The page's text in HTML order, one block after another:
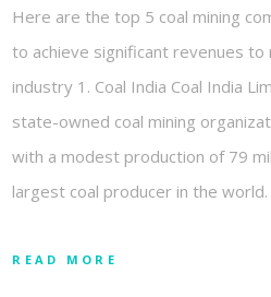
Here are the top 5 coal mining
to achieve significant revenues
industry 1. Coal India Coal India
state-owned coal mining
with a modest production of 79
largest coal producer in the
READ MORE